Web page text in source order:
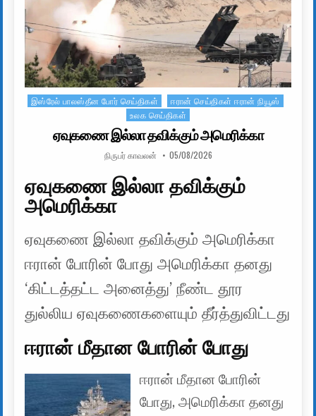
Posted in
இஸ்ரேல் பாலஸ்தீன போர் செய்திகள்
ஈரான் செய்திகள் ஈரான் நியூஸ்
உலக செய்திகள்
ஏவுகணை இல்லா தவிக்கும் அமெரிக்கா
AUTHOR:
நிருபர் காவலன் PUBLISHED DATE:
05/08/2026
ஏவுகணை இல்லா தவிக்கும்
அமெரிக்கா
ஏவுகணை இல்லா தவிக்கும் அமெரிக்கா
ஈரான் போரின் போது அமெரிக்கா தனது
‘கிட்டத்தட்ட அனைத்து’ நீண்ட தூர
துல்லிய ஏவுகணைகளையும் தீர்த்துவிட்டது
ஈரான் மீதான போரின் போது
ஈரான் மீதான போரின்
போது, ​​அமெரிக்கா தனது